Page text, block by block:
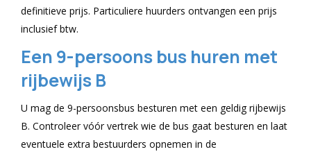
definitieve prijs. Particuliere huurders ontvangen een prijs
inclusief btw.
Een 9-persoons bus huren met
rijbewijs B
U mag de 9-persoonsbus besturen met een geldig rijbewijs
B. Controleer vóór vertrek wie de bus gaat besturen en laat
eventuele extra bestuurders opnemen in de